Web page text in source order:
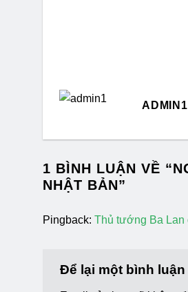
ADMIN1
1 BÌNH LUẬN VỀ “
NHẬT BẢN”
Pingback: Thủ tướng Ba Lan
Để lại một bình luận